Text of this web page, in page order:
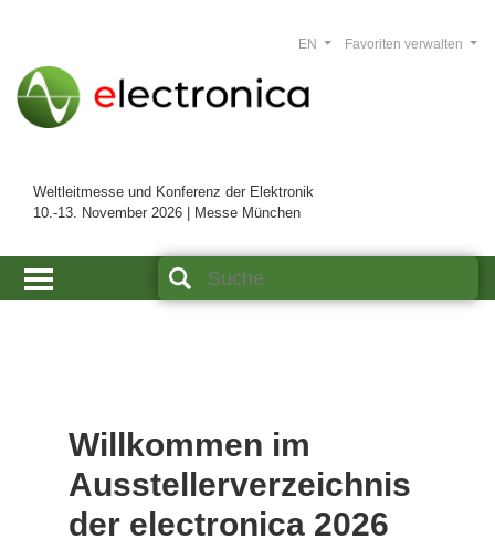
Weltleitmesse und Konferenz der Elektronik
10.-13. November 2026 | Messe München
Favoriten verwalten
EN
Willkommen im
Ausstellerverzeichnis
der electronica 2026